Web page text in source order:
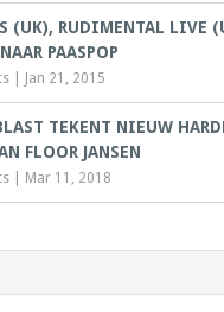
(UK), RUDIMENTAL LIVE
PAASPOP
| Jan 21, 2015
TEKENT NIEUW
FLOOR JANSEN
| Mar 11, 2018